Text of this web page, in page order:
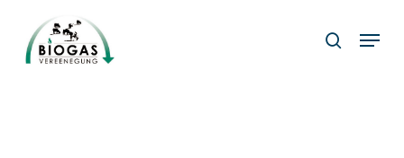
main
search